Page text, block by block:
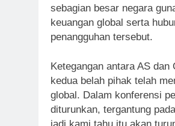
sebagian besar negara
keuangan global serta
penangguhan tersebut.
Ketegangan antara AS
kedua belah pihak telah
global. Dalam konferensi
diturunkan, tergantung